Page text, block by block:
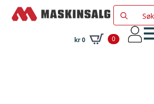
Search
for:
kr0 0